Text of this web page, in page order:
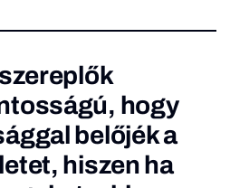
hogy
belőjék a
hiszen ha